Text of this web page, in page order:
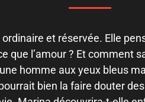
et réservée. Elle
que l’amour ? Et comment
homme aux yeux bleus
bien la faire douter